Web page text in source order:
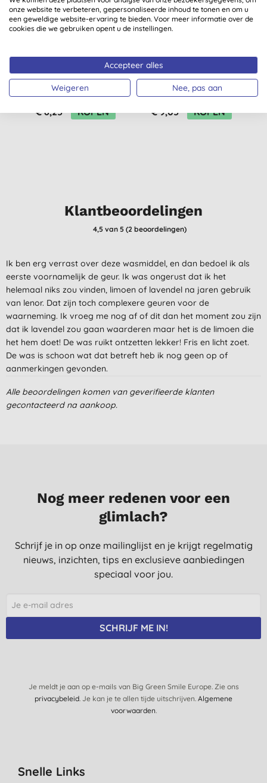
Sodasan Wasmiddel
Sports & Outdoor
(750ml)
(6)
€ 8,25 KOPEN
Sodasan Vloeibaar
Wasmiddel Gekleurde
Was Limoen (1,5L)
(5)
€ 9,05 KOPEN
Klantbeoordelingen
4,5van 5 (2 beoordelingen)
Ik ben erg verrast over deze wasmiddel, en dan bedoel ik als
eerste voornamelijk de geur. Ik was ongerust dat ik het
helemaal niks zou vinden, limoen of lavendel na jaren gebruik
van lenor. Dat zijn toch complexere geuren voor de
waarneming. Ik vroeg me nog af of dit dan het moment zou zijn
dat ik lavendel zou gaan waarderen maar het is de limoen die
het hem doet! De was ruikt ontzetten lekker! Fris en licht zoet.
De was is schoon wat dat betreft heb ik nog geen op of
aanmerkingen gevonden.
Alle beoordelingen komen van geverifieerde klanten
gecontacteerd na aankoop.
Nog meer redenen voor een
glimlach?
Schrijf je in op onze mailinglijst en je krijgt regelmatig
nieuws, inzichten, tips en exclusieve aanbiedingen
speciaal voor jou.
SCHRIJF ME IN!
Je meldt je aan op e-mails van Big Green Smile Europe. Zie ons
privacybeleid. Je kan je te allen tijde uitschrijven. Algemene
voorwaarden.
Snelle Links
onze website te verbeteren, gepersonaliseerde inhoud te tonen en om u
een geweldige website-ervaring te bieden. Voor meer informatie over de
cookies die we gebruiken opent u de instellingen.
Accepteer alles
Weigeren Nee, pas aan